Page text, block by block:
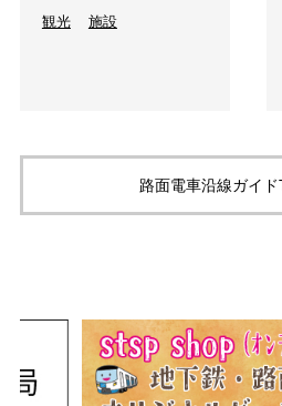
観光 施設
路面電車沿線ガイ